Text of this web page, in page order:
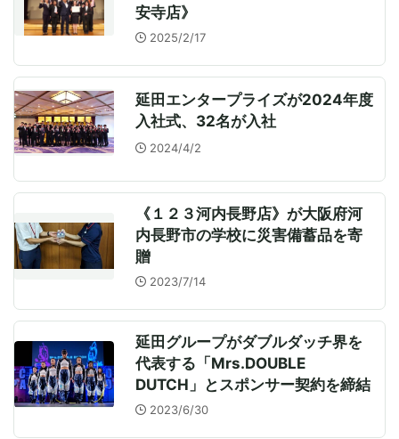
安寺店》
2025/2/17
延田エンタープライズが2024年度
入社式、32名が入社
2024/4/2
《１２３河内長野店》が大阪府河
内長野市の学校に災害備蓄品を寄
贈
2023/7/14
延田グループがダブルダッチ界を
代表する「Mrs.DOUBLE
DUTCH」とスポンサー契約を締結
2023/6/30